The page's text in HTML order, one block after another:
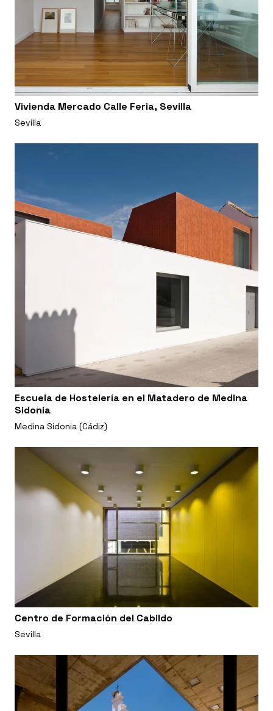
Vivienda Mercado Calle Feria, Sevilla
Sevilla
Escuela de Hostelería en el Matadero de Medina
Sidonia
Medina Sidonia (Cádiz)
Centro de Formación del Cabildo
Sevilla